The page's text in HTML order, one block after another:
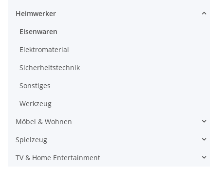
Heimwerker
Eisenwaren
Elektromaterial
Sicherheitstechnik
Sonstiges
Werkzeug
Möbel & Wohnen
Spielzeug
TV & Home Entertainment